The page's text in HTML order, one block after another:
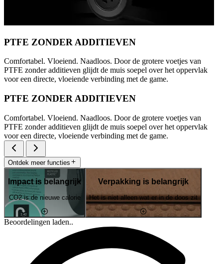
PTFE ZONDER ADDITIEVEN
Comfortabel. Vloeiend. Naadloos. Door de grotere voetjes van
PTFE zonder additieven glijdt de muis soepel over het oppervlak
voor een directe, vloeiende verbinding met de game.
PTFE ZONDER ADDITIEVEN
Comfortabel. Vloeiend. Naadloos. Door de grotere voetjes van
PTFE zonder additieven glijdt de muis soepel over het oppervlak
voor een directe, vloeiende verbinding met de game.
Ontdek meer functies
Impact is belangrijk
CO2 is de nieuwe calorie
Verpakking is belangrijk
Het is niet alleen wat er in de doos zit
Beoordelingen laden..